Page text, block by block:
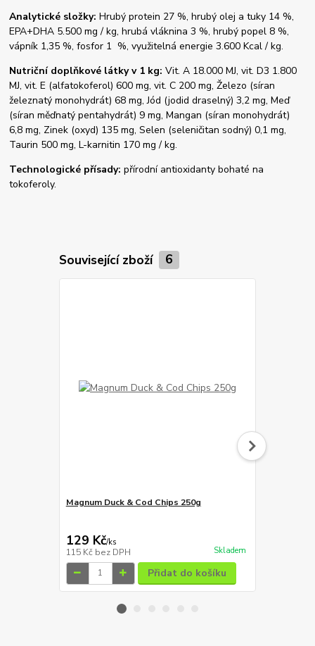
Analytické složky: Hrubý protein 27 %, hrubý olej a tuky 14 %,
EPA+DHA 5.500 mg / kg, hrubá vláknina 3 %, hrubý popel 8 %,
vápník 1,35 %, fosfor 1 %, využitelná energie 3.600 Kcal / kg.
Nutriční doplňkové látky v 1 kg:Vit. A 18.000 MJ, vit. D3 1.800
MJ, vit. E (alfatokoferol) 600 mg, vit. C 200 mg, Železo (síran
železnatý monohydrát) 68 mg, Jód (jodid draselný) 3,2 mg, Meď
(síran měďnatý pentahydrát) 9 mg, Mangan (síran monohydrát)
6,8 mg, Zinek (oxyd) 135 mg, Selen (seleničitan sodný) 0,1 mg,
Taurin 500 mg, L-karnitin 170 mg / kg.
Technologické přísady: přírodní antioxidanty bohaté na
tokoferoly.
Související zboží 6
Magnum Duck & Cod Chips 250g
129 Kč/ks
115 Kč bez DPH Skladem
Přidat do košíku